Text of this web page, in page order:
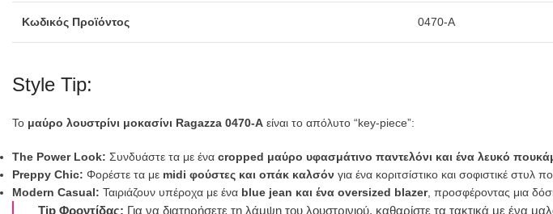
Κωδικός Προϊόντος 0470-A
Style Tip:
Το μαύρο λουστρίνι μοκασίνι Ragazza 0470-A είναι το απόλυτο “key-piece”:
The Power Look: Συνδυάστε τα με ένα cropped μαύρο υφασμάτινο παντελόνι και ένα λευκό
Preppy Chic: Φορέστε τα με midi φούστες και οπάκ καλσόν για ένα κοριτσίστικο και σοφιστικέ στυλ
Modern Casual: Ταιριάζουν υπέροχα με ένα blue jean και ένα oversized blazer, προσφέροντας μια
Tip Φροντίδας: Για να διατηρήσετε τη λάμψη του λουστρινιού, καθαρίστε τα τακτικά με